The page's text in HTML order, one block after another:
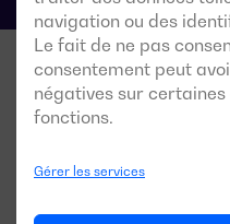
navigation ou des
Le fait de ne pas
consentement peut
négatives sur
fonctions.
Gérer les services